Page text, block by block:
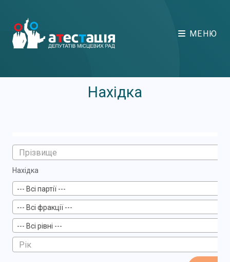
МЕНЮ
Нахідка
Нахідка
--- Всі партії ---
--- Всі фракції ---
--- Всі рівні ---